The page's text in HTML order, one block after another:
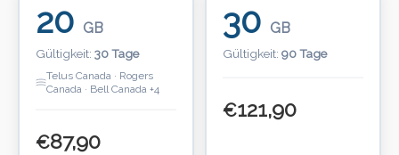
20 GB
Gültigkeit: 30 Tage
Telus Canada · Rogers
Canada · Bell Canada +4
€87,90
30 GB
Gültigkeit: 90 Tage
€121,90